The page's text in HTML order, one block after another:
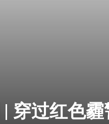
| 穿过红色霾